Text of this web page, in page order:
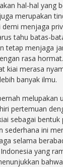
hal-hal yang
merupakan
demi menjaga
tahu batas-
tetap menjaga
rasa
kiai merasa
banyak ilmu.
melupakan
pertemuan
sebagai
sederhana ini
selama
yang